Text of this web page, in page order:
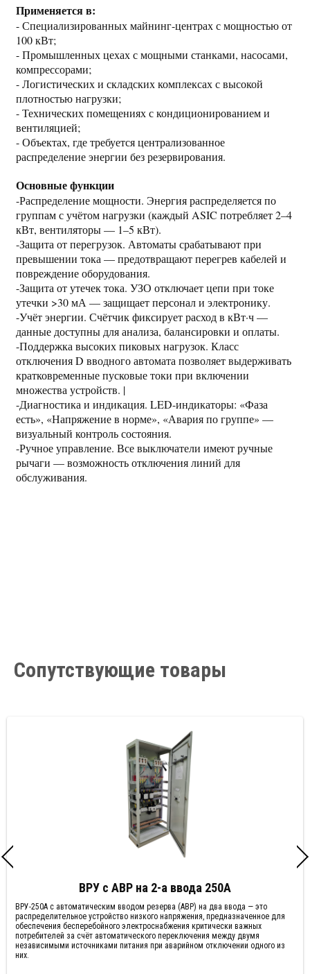
Применяется в:
- Специализированных майнинг-центрах с мощностью от
100 кВт;
- Промышленных цехах с мощными станками, насосами,
компрессорами;
- Логистических и складских комплексах с высокой
плотностью нагрузки;
- Технических помещениях с кондиционированием и
вентиляцией;
- Объектах, где требуется централизованное
распределение энергии без резервирования.
Основные функции
-Распределение мощности. Энергия распределяется по
группам с учётом нагрузки (каждый ASIC потребляет 2–4
кВт, вентиляторы — 1–5 кВт).
-Защита от перегрузок. Автоматы срабатывают при
превышении тока — предотвращают перегрев кабелей и
повреждение оборудования.
-Защита от утечек тока. УЗО отключает цепи при токе
утечки >30 мА — защищает персонал и электронику.
-Учёт энергии. Счётчик фиксирует расход в кВт·ч —
данные доступны для анализа, балансировки и оплаты.
-Поддержка высоких пиковых нагрузок. Класс
отключения D вводного автомата позволяет выдерживать
кратковременные пусковые токи при включении
множества устройств. |
-Диагностика и индикация. LED-индикаторы: «Фаза
есть», «Напряжение в норме», «Авария по группе» —
визуальный контроль состояния.
-Ручное управление. Все выключатели имеют ручные
рычаги — возможность отключения линий для
обслуживания.
Сопутствующие товары
ВРУ с АВР на 2-а ввода 250А
ВРУ-250А с автоматическим вводом резерва (АВР) на два ввода — это
распределительное устройство низкого напряжения, предназначенное для
обеспечения бесперебойного электроснабжения критически важных
потребителей за счёт автоматического переключения между двумя
независимыми источниками питания при аварийном отключении одного из
них.